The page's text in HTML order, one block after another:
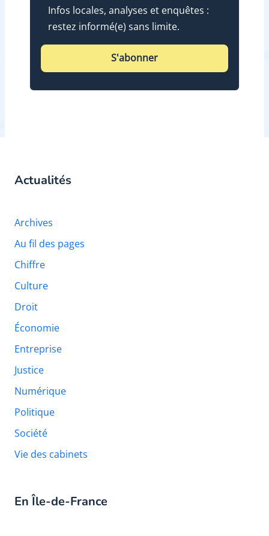
Infos locales, analyses et enquêtes :
restez informé(e) sans limite.
S'abonner
Actualités
Archives
Au fil des pages
Chiffre
Culture
Droit
Économie
Entreprise
Justice
Numérique
Politique
Société
Vie des cabinets
En Île-de-France